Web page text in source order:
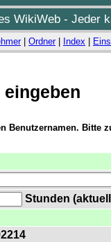
WikiWeb - Jeder
| Ordner| Index
Benutzernamen. Bitte
Stunden